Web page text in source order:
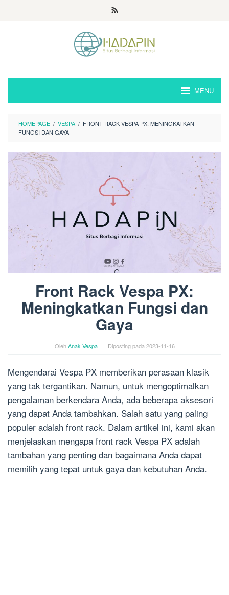
MENU
HOMEPAGE / VESPA / FRONT RACK VESPA PX: MENINGKATKAN
FUNGSI DAN GAYA
Front Rack Vespa PX:
Meningkatkan Fungsi dan
Gaya
OlehAnak Vespa Diposting pada 2023-11-16
Mengendarai Vespa PX memberikan perasaan klasik
yang tak tergantikan. Namun, untuk mengoptimalkan
pengalaman berkendara Anda, ada beberapa aksesori
yang dapat Anda tambahkan. Salah satu yang paling
populer adalah front rack. Dalam artikel ini, kami akan
menjelaskan mengapa front rack Vespa PX adalah
tambahan yang penting dan bagaimana Anda dapat
memilih yang tepat untuk gaya dan kebutuhan Anda.